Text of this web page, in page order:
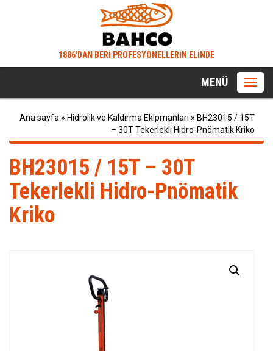
1886'DAN BERİ PROFESYONELLERİN ELİNDE
MENÜ
Ana sayfa » Hidrolik ve Kaldırma Ekipmanları » BH23015 / 15T
– 30T Tekerlekli Hidro-Pnömatik Kriko
BH23015 / 15T – 30T
Tekerlekli Hidro-Pnömatik
Kriko